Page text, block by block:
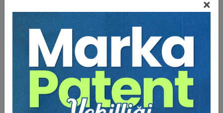
×
Kabahatler Kanunu önemli sistem aykırılıkları içermektedir.
Bunları yasanın yorumunda irdeledim. Bazı düzeltmelerin
yapılması kaçınılmazdır. Fakat altından kalkılamayacak şeyler
hiç değildir.
Yapılanların tümü ülkemiz içindir. Bu ülkenin insanları her
şeyin daha iyisine layık olduğu içindir. Yoksa Türkiye
Cumhuriyeti Devletinin Avrupa Birliğine alınması için
değildir. Bunun böyle olmadığı bir gerçektir. Aslında